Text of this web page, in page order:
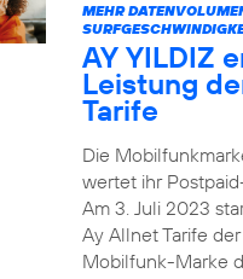
MEHR
AY YILDIZ
Leistung
Tarife
Die
wertet ihr
Am 3. Juli 2023
Ay Allnet Tarife
Mobilfunk-Marke